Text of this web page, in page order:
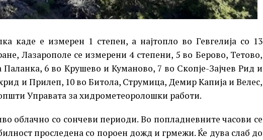
каде е измерен 1 степен, а најтопло во Гевгелија со 13
Лазарополе се измерени 4 степени, 5 во Берово, Тетово,
6 во Kрушево и Куманово, 7 во Скопје-Зајчев Рид и
и Прилеп, 10 во Битола, Струмица, Демир Капија и Велес,
Управата за хидрометеоролошки работи.
облачно со сончеви периоди. Во попладневните часови се
проследена со пороен дожд и грмежи. Ќе дува слаб до